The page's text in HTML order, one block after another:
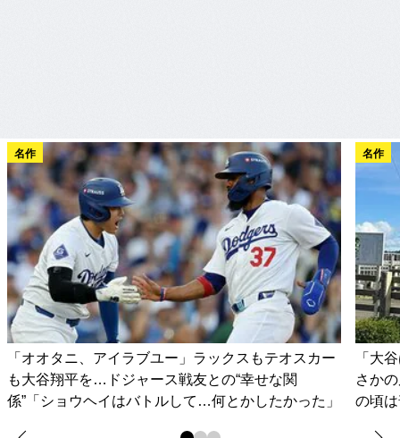
名作
「オオタニ、アイラブユー」ラックスもテオスカー
も大谷翔平を…ドジャース戦友との“幸せな関
係”「ショウヘイはバトルして…何とかしたかった」
名作
「大
さか
の頃